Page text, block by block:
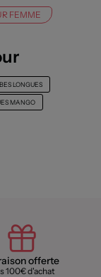
FEMME
LONGUES
MANGO
offerte
100€ d'achat